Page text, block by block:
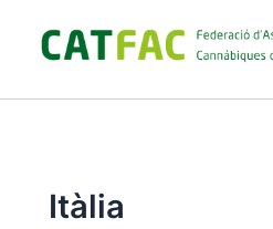
contenido
Itàlia